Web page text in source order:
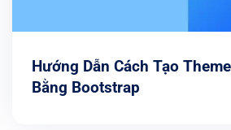
Hướng Dẫn Cách Tạo
Bằng Bootstrap